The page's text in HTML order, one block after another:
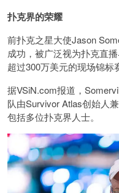
扑克界的荣耀
前扑克之星大使Jason
成功，被广泛视为扑克直
超过300万美元的现场锦标
据VSiN.com报道，
队由Survivor Atlas创始人
包括多位扑克界人士。